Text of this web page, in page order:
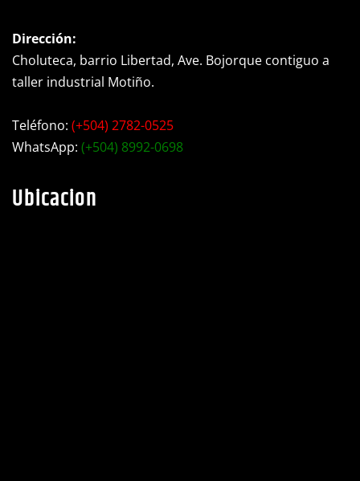
Dirección:
Choluteca, barrio Libertad, Ave. Bojorque contiguo a
taller industrial Motiño.
Teléfono: (+504) 2782-0525
WhatsApp: (+504) 8992-0698
Ubicacion